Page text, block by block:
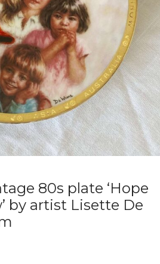
80s plate ‘Hope
by artist Lisette De